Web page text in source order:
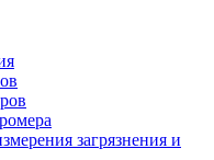
загрязнения и